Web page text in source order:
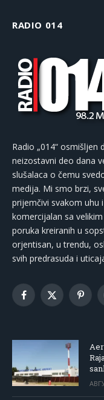
RADIO 014
Radio „014“
neizostavni deo dana
slušalaca o čemu
medija. Mi smo brzi,
prijemčivi svakom uhu
komercijalan sa
poruka kreiranih u
orjentisan, u trendu,
svih predrasuda i
Facebook
X